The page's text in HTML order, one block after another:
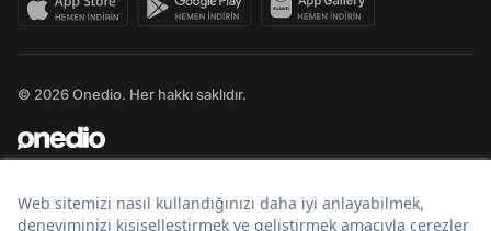
© 2026 Onedio. Her hakkı saklıdır.
Bir markasıdır.